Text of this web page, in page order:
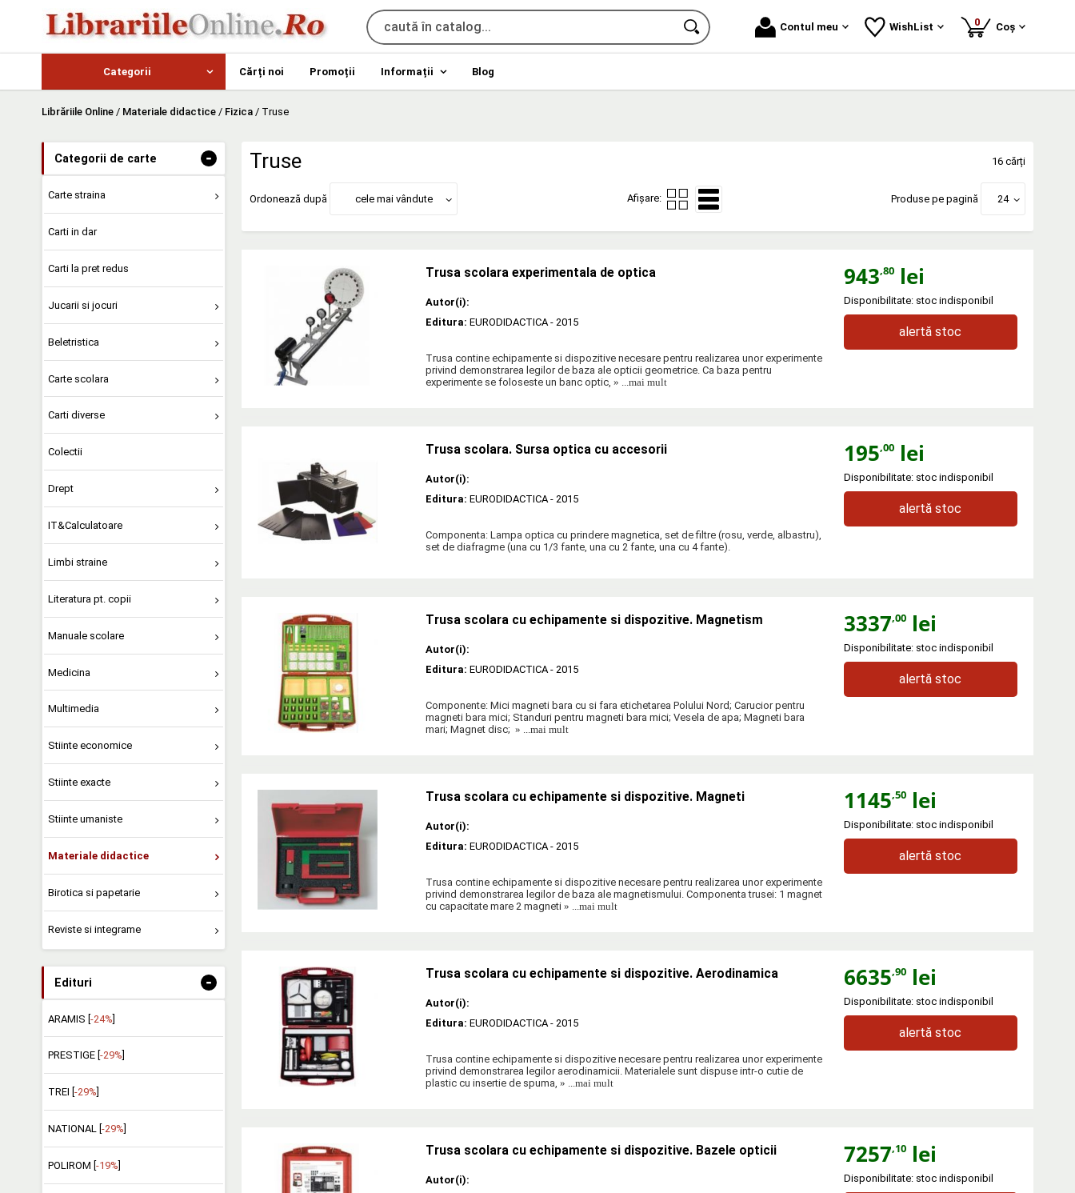
Contul meu WishList 0produse
Coș
Categorii Cărți noi Promoții Informații Blog
Librăriile Online / Materiale didactice / Fizica / Truse
Categorii de carte -
Carte straina
Carti in dar
Carti la pret redus
Jucarii si jocuri
Beletristica
Carte scolara
Carti diverse
Colectii
Drept
IT&Calculatoare
Limbi straine
Literatura pt. copii
Manuale scolare
Medicina
Multimedia
Stiinte economice
Stiinte exacte
Stiinte umaniste
Materiale didactice
Birotica si papetarie
Reviste si integrame
Edituri -
ARAMIS [-24%]
PRESTIGE [ -29%
TREI [ -29%
NATIONAL [ -29%
POLIROM [ -19%
Truse 16 cărți
Ordonează după cele mai vândute Afișare: Produse pe pagină 24
Trusa scolara experimentala de optica
Autor(i):
Editura: EURODIDACTICA- 2015
Trusa contine echipamente si dispozitive necesare pentru realizarea unor experimente
privind demonstrarea legilor de baza ale opticii geometrice. Ca baza pentru
experimente se foloseste un banc optic, » ...mai mult
943,80lei
Disponibilitate: stoc indisponibil
alertă stoc
Trusa scolara. Sursa optica cu accesorii
Autor(i):
Editura: EURODIDACTICA- 2015
Componenta: Lampa optica cu prindere magnetica, set de filtre (rosu, verde, albastru),
set de diafragme (una cu 1/3 fante, una cu 2 fante, una cu 4 fante).
195,00lei
Disponibilitate: stoc indisponibil
alertă stoc
Trusa scolara cu echipamente si dispozitive. Magnetism
Autor(i):
Editura: EURODIDACTICA- 2015
Componente: Mici magneti bara cu si fara etichetarea Polului Nord; Carucior pentru
magneti bara mici; Standuri pentru magneti bara mici; Vesela de apa; Magneti bara
mari; Magnet disc; » ...mai mult
3337,00lei
Disponibilitate: stoc indisponibil
alertă stoc
Trusa scolara cu echipamente si dispozitive. Magneti
Autor(i):
Editura: EURODIDACTICA- 2015
Trusa contine echipamente si dispozitive necesare pentru realizarea unor experimente
privind demonstrarea legilor de baza ale magnetismului. Componenta trusei: 1 magnet
cu capacitate mare 2 magneti » ...mai mult
1145,50lei
Disponibilitate: stoc indisponibil
alertă stoc
Trusa scolara cu echipamente si dispozitive. Aerodinamica
Autor(i):
Editura: EURODIDACTICA- 2015
Trusa contine echipamente si dispozitive necesare pentru realizarea unor experimente
privind demonstrarea legilor aerodinamicii. Materialele sunt dispuse intr-o cutie de
plastic cu insertie de spuma, » ...mai mult
6635,90lei
Disponibilitate: stoc indisponibil
alertă stoc
Trusa scolara cu echipamente si dispozitive. Bazele opticii
Autor(i):
7257,10lei
Disponibilitate: stoc indisponibil